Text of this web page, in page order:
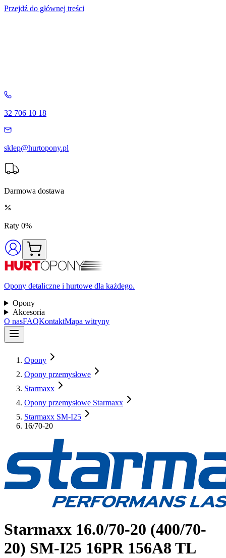
Przejdź do głównej treści
32 706 10 18
sklep@hurtopony.pl
Darmowa dostawa
Raty 0%
Opony detaliczne i hurtowe dla każdego.
Opony
Akcesoria
O nasFAQKontaktMapa witryny
Opony
Opony przemysłowe
Starmaxx
Opony przemysłowe Starmaxx
Starmaxx SM-I25
16/70-20
Starmaxx 16.0/70-20 (400/70-
20) SM-I25 16PR 156A8 TL